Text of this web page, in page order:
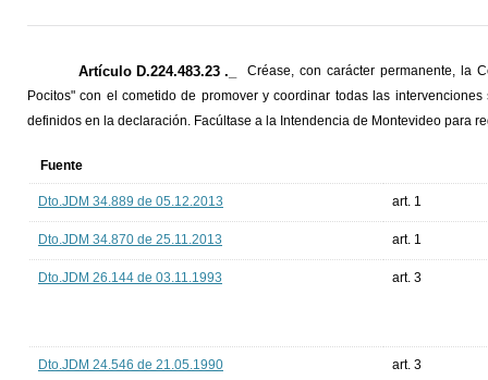
Artículo D.224.483.23 ._
Créase, con carácter permanente, la
Pocitos" con el cometido de promover y coordinar todas las
definidos en la declaración. Facúltase a la Intendencia de Montevideo para
Fuente
Dto.JDM 34.889 de 05.12.2013 art. 1
Dto.JDM 34.870 de 25.11.2013 art. 1
Dto.JDM 26.144 de 03.11.1993 art. 3
Dto.JDM 24.546 de 21.05.1990 art. 3